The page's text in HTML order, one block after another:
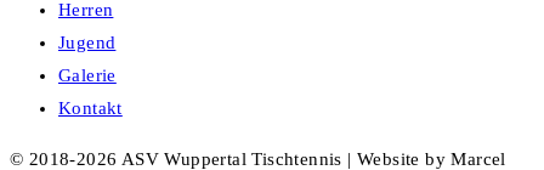
Herren
Jugend
Galerie
Kontakt
© 2018-2026 ASV Wuppertal Tischtennis | Website by Marcel